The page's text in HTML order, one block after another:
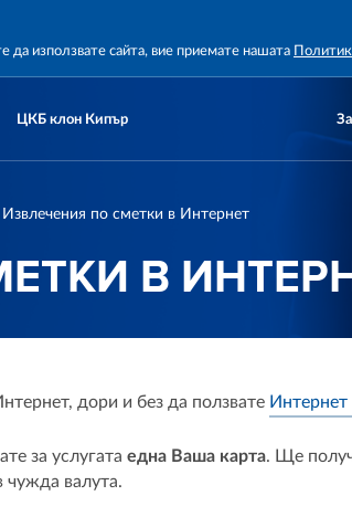
да използвате сайта, вие приемате нашата
ЦКБ клон Кипър
Извлечения по сметки в Интернет
В
дори и без да ползвате Интернет
за услугатаедна Ваша карта. Ще
чужда валута.